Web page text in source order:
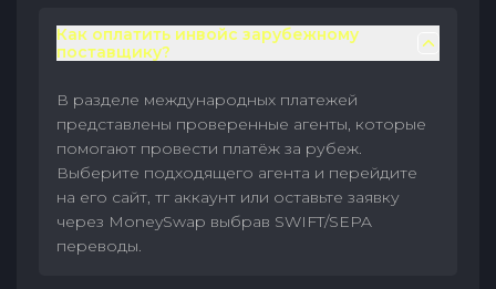
Как оплатить инвойс зарубежному
поставщику?
В разделе международных платежей
представлены проверенные агенты, которые
помогают провести платёж за рубеж.
Выберите подходящего агента и перейдите
на его сайт, тг аккаунт или оставьте заявку
через MoneySwap выбрав SWIFT/SEPA
переводы.